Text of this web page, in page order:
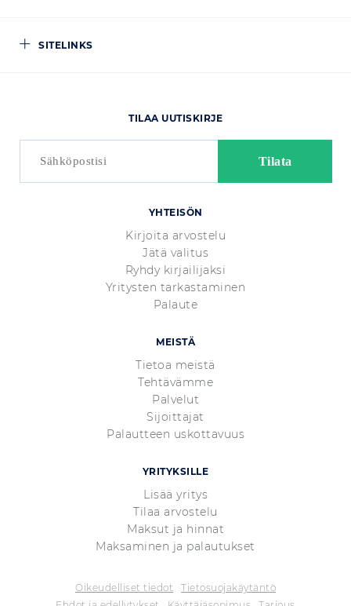
SITELINKS
YHTEISÖN
Kirjoita arvostelu
Jätä valitus
Ryhdy kirjailijaksi
Yritysten tarkastaminen
Palaute
MEISTÄ
Tietoa meistä
Tehtävämme
Palvelut
Sijoittajat
Palautteen uskottavuus
YRITYKSILLE
Lisää yritys
Tilaa arvostelu
Maksut ja hinnat
Maksaminen ja palautukset
TILAA UUTISKIRJE
Oikeudelliset tiedot
Tietosuojakäytäntö